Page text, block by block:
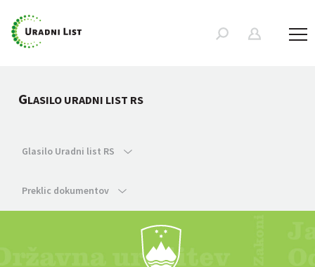
GLASILO URADNI LIST RS
Glasilo Uradni list RS
Preklic dokumentov